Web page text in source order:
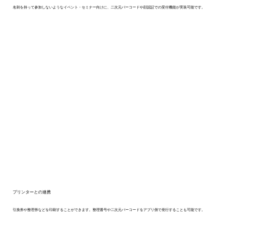
名刺を持って参加しないようなイベント・セミナー向けに、二次元バーコードや顔認証での受付機能が実装可能です。
プリンターとの連携
引換券や整理券などを印刷することができます。整理番号や二次元バーコードをアプリ側で発行することも可能です。